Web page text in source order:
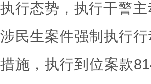
执行态势，执行干警
涉民生案件强制执行
措施，执行到位案款